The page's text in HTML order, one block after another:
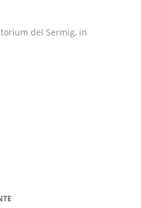
del Sermig, in